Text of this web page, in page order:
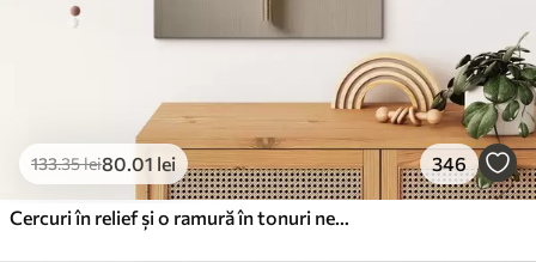
133.35lei80.01 lei 346
Cercuri în relief și o ramură în tonuri neutre calde